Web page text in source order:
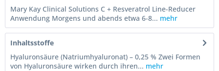
Mary Kay Clinical Solutions C + Resveratrol Line-Reducer
Anwendung Morgens und abends etwa 6-8... mehr
Inhaltsstoffe
Hyaluronsäure (Natriumhyaluronat) – 0,25 % Zwei Formen
von Hyaluronsäure wirken durch ihren... mehr